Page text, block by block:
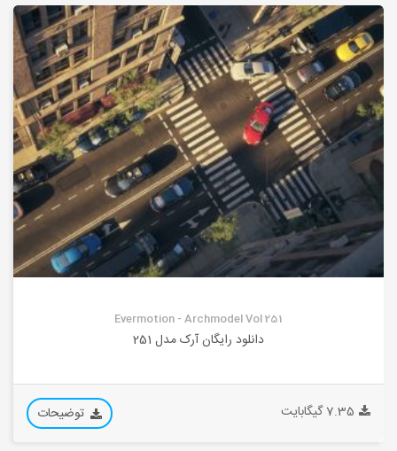
Evermotion - Archmodel Vol 251
دانلود رایگان آرک مدل 251
7.35 گیگابایت توضیحات